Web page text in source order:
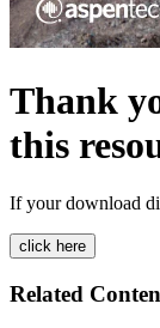
Thank
this
If your download
Related